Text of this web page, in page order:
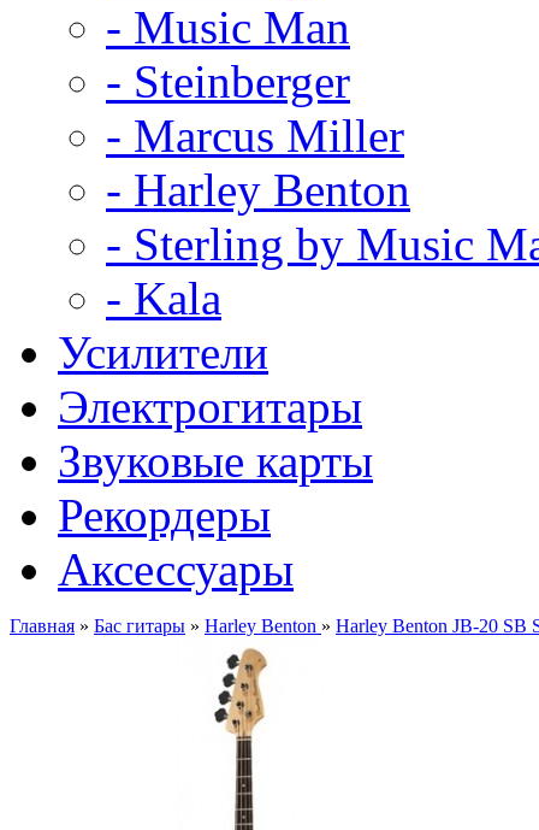
- Music Man
- Steinberger
- Marcus Miller
- Harley Benton
- Sterling by Music
- Kala
Усилители
Электрогитары
Звуковые карты
Рекордеры
Аксессуары
Главная » Бас гитары » Harley Benton » Harley Benton JB-20 SB